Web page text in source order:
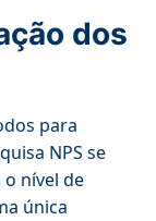
dos
para
NPS se
nível de
única